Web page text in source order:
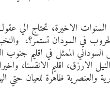
في السنوات الاخيرة، تحتاج
في السودان تستمر؟،
الممثل في اقليم جنوب
التدميرية والعنصرية ظاهرة